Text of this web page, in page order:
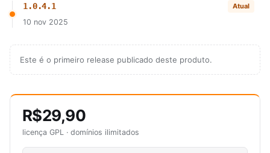
1.0.4.1 Atual
10 nov 2025
Este é o primeiro release publicado deste produto.
R$29,90
licença GPL · domínios ilimitados